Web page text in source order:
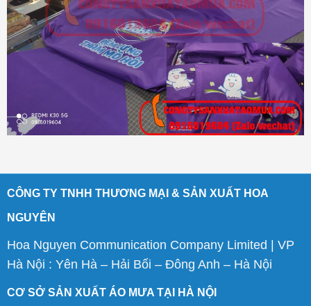
CÔNG TY TNHH THƯƠNG MẠI & SẢN XUẤT HOA
NGUYÊN
Hoa Nguyen Communication Company Limited | VP
Hà Nội : Yên Hà – Hải Bối – Đông Anh – Hà Nội
CƠ SỞ SẢN XUẤT ÁO MƯA TẠI HÀ NỘI